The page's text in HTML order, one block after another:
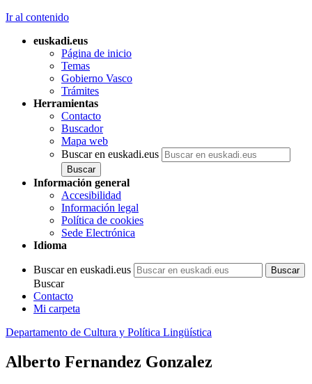
Ir al contenido
euskadi.eus
Página de inicio
Temas
Gobierno Vasco
Trámites
Herramientas
Contacto
Buscador
Mapa web
Buscar en euskadi.eus
Información general
Accesibilidad
Información legal
Política de cookies
Sede Electrónica
Idioma
Buscar en euskadi.eus
Buscar
Contacto
Mi carpeta
Departamento de Cultura y Política Lingüística
Alberto Fernandez Gonzalez